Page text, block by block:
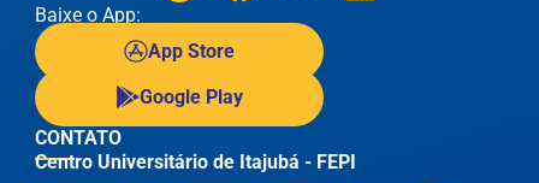
Baixe o App:
App Store
Google Play
CONTATO
Centro Universitário de Itajubá - FEPI